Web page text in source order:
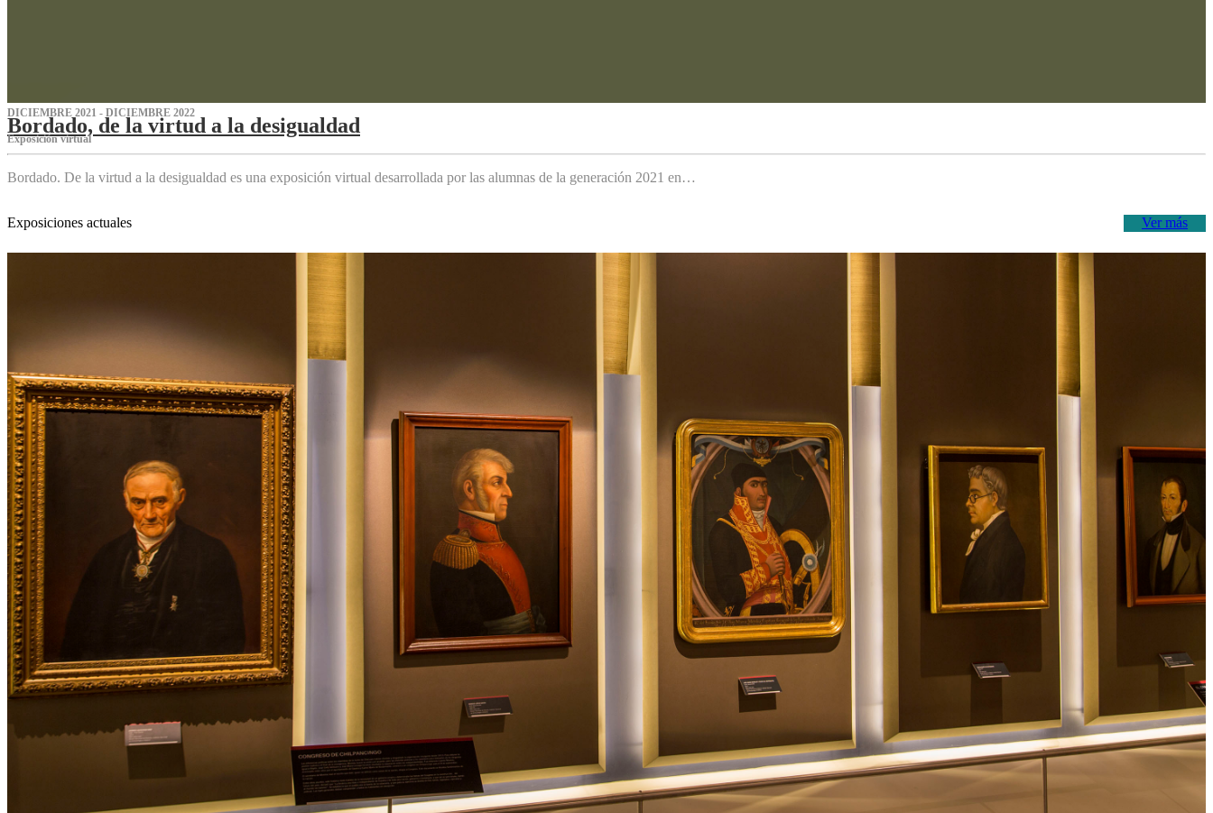
DICIEMBRE 2021 - DICIEMBRE 2022
Bordado, de la virtud a la desigualdad
Exposición virtual‌
Bordado. De la virtud a la desigualdad es una exposición virtual desarrollada por las alumnas de la generación 2021 en…
Ver más
Exposiciones actuales